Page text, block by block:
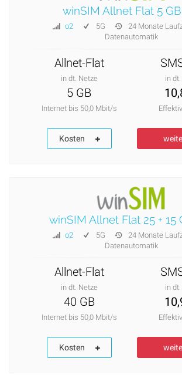
winSIM Allnet Flat 5 GB
o2 5G
24 Monate
Datenautomatik
Allnet-Flat
in dt. Netze in
5 GB
Internet bis 50,0 Mbit/s
Kosten
winSIM Allnet Flat 25 + 15
o2 5G
24 Monate
Datenautomatik
Allnet-Flat
in dt. Netze in
40 GB
Internet bis 50,0 Mbit/s
Kosten